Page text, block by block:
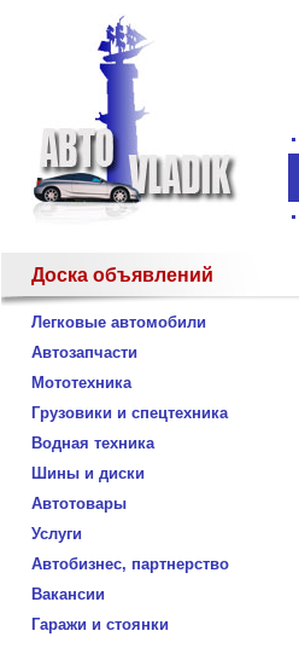
Доска объявлений
Легковые автомобили
Автозапчасти
Мототехника
Грузовики и спецтехника
Водная техника
Шины и диски
Автотовары
Услуги
Автобизнес, партнерство
Вакансии
Гаражи и стоянки